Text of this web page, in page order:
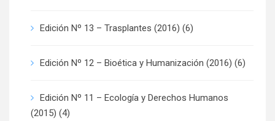
Edición Nº 13 – Trasplantes (2016) (6)
Edición Nº 12 – Bioética y Humanización (2016) (6)
Edición Nº 11 – Ecología y Derechos Humanos
(2015) (4)